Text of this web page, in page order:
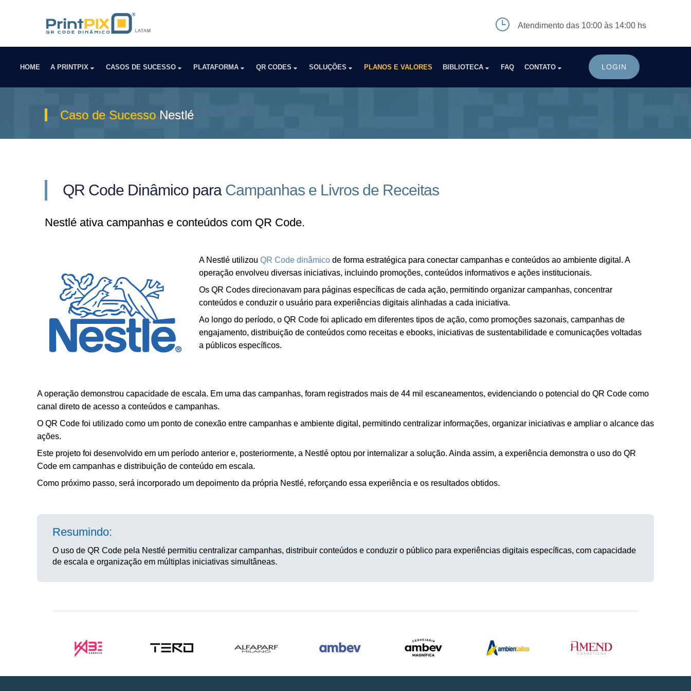
Atendimento das 10:00 às 14:00 hs
HOME A PRINTPIX CASOS DE SUCESSO PLATAFORMA QR CODES SOLUÇÕES PLANOS E VALORES BIBLIOTECA FAQ CONTATO LOGIN
Caso de SucessoNestlé
QR Code Dinâmico para Campanhas e Livros de Receitas
Nestlé ativa campanhas e conteúdos com QR Code.
A Nestlé utilizou QR Code dinâmico de forma estratégica para conectar campanhas e conteúdos ao ambiente digital. A
operação envolveu diversas iniciativas, incluindo promoções, conteúdos informativos e ações institucionais.
Os QR Codes direcionavam para páginas específicas de cada ação, permitindo organizar campanhas, concentrar
conteúdos e conduzir o usuário para experiências digitais alinhadas a cada iniciativa.
Ao longo do período, o QR Code foi aplicado em diferentes tipos de ação, como promoções sazonais, campanhas de
engajamento, distribuição de conteúdos como receitas e ebooks, iniciativas de sustentabilidade e comunicações voltadas
a públicos específicos.
A operação demonstrou capacidade de escala. Em uma das campanhas, foram registrados mais de 44 mil escaneamentos, evidenciando o potencial do QR Code como
canal direto de acesso a conteúdos e campanhas.
O QR Code foi utilizado como um ponto de conexão entre campanhas e ambiente digital, permitindo centralizar informações, organizar iniciativas e ampliar o alcance das
ações.
Este projeto foi desenvolvido em um período anterior e, posteriormente, a Nestlé optou por internalizar a solução. Ainda assim, a experiência demonstra o uso do QR
Code em campanhas e distribuição de conteúdo em escala.
Como próximo passo, será incorporado um depoimento da própria Nestlé, reforçando essa experiência e os resultados obtidos.
Resumindo:
O uso de QR Code pela Nestlé permitiu centralizar campanhas, distribuir conteúdos e conduzir o público para experiências digitais específicas, com capacidade
de escala e organização em múltiplas iniciativas simultâneas.